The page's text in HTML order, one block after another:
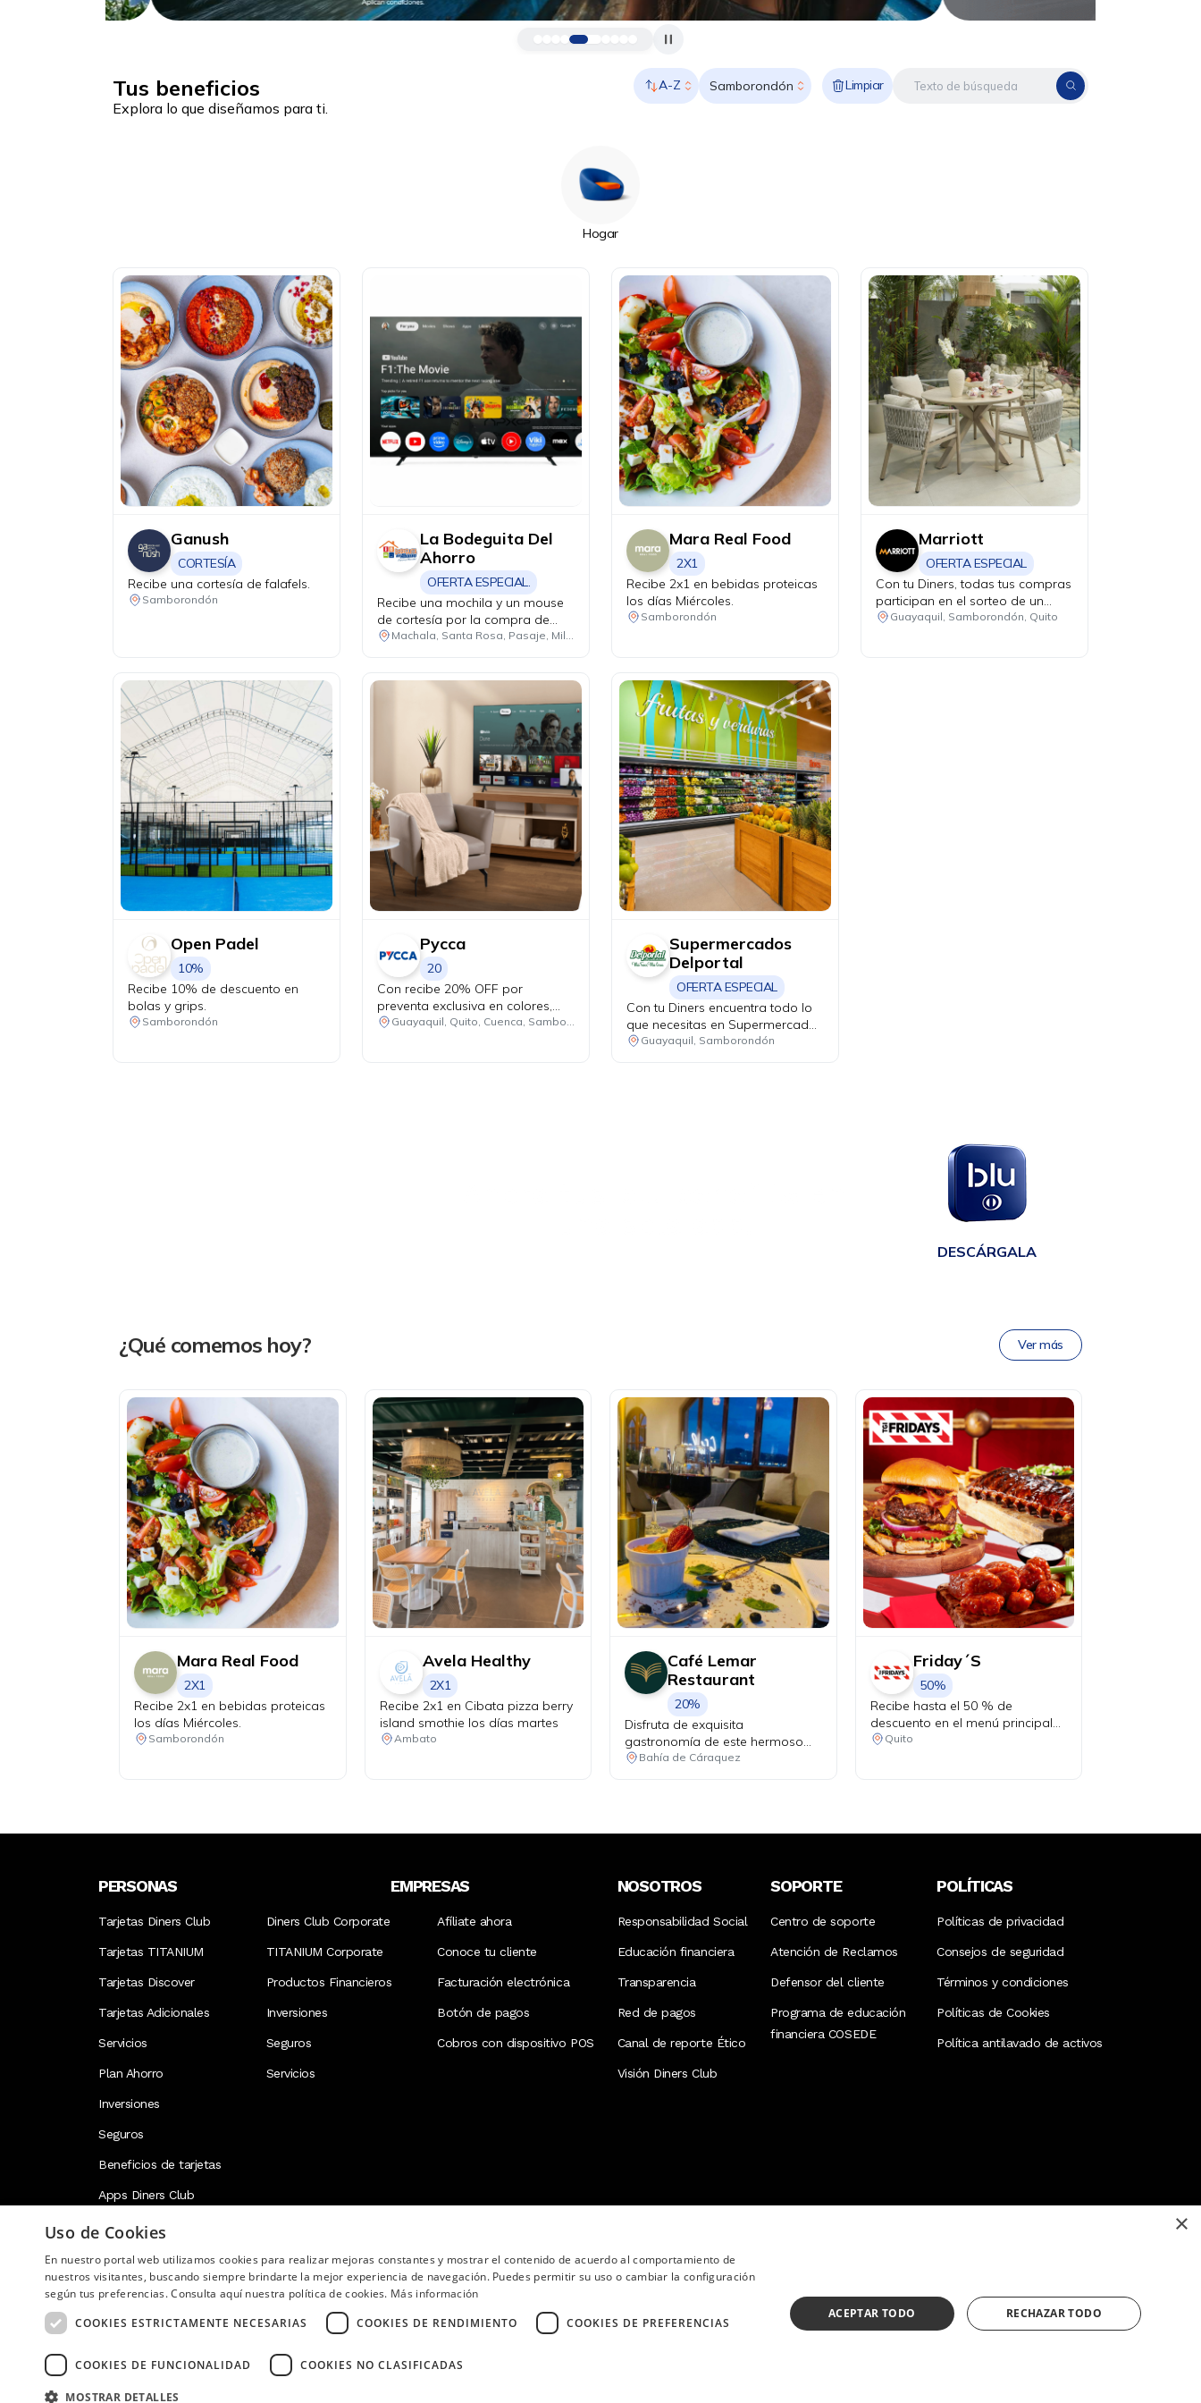
Tus beneficios
Explora lo que diseñamos para ti.
A-Z Samborondón Limpiar
Hogar
Ganush
CORTESÍA
Recibe una cortesía de falafels.
Samborondón
La Bodeguita Del
Ahorro
OFERTA ESPECIAL.
Recibe una mochila y un mouse
de cortesía por la compra de
una laptop con procesador
Machala, Santa Rosa, Pasaje, Milagro, Cuenca, Samborondón, Guayaquil
Mara Real Food
2X1
Recibe 2x1 en bebidas proteicas
los días Miércoles.
Samborondón
Marriott
OFERTA ESPECIAL
Con tu Diners, todas tus compras
participan en el sorteo de un
Power Station de 1000 W. Fecha
Guayaquil, Samborondón, Quito
Open Padel
10%
Recibe 10% de descuento en
bolas y grips.
Samborondón
Pycca
20
Con recibe 20% OFF por
preventa exclusiva en colores,
categoría decoración.
Guayaquil, Quito, Cuenca, Samborondón
Supermercados
Delportal
OFERTA ESPECIAL
Con tu Diners encuentra todo lo
que necesitas en Supermercados
Del Portal y difiere hasta 3 meses
Guayaquil, Samborondón
DESCÁRGALA
¿Qué comemos hoy? Ver más
Mara Real Food
2X1
Recibe 2x1 en bebidas proteicas
los días Miércoles.
Samborondón
Avela Healthy
2X1
Recibe 2x1 en Cibata pizza berry
island smothie los días martes
Ambato
Café Lemar
Restaurant
20%
Disfruta de exquisita
gastronomía de este hermoso
rincón costero del Ecuador.
Bahía de Cáraquez
Friday´S
50%
Recibe hasta el 50 % de
descuento en el menú principal
los días martes.
Quito
PERSONAS
Tarjetas Diners Club
Tarjetas TITANIUM
Tarjetas Discover
Tarjetas Adicionales
Servicios
Plan Ahorro
Inversiones
Seguros
Beneficios de tarjetas
Apps Diners Club
EMPRESAS
Diners Club Corporate
TITANIUM Corporate
Productos Financieros
Inversiones
Seguros
Servicios
Afíliate ahora
Conoce tu cliente
Facturación electrónica
Botón de pagos
Cobros con dispositivo POS
NOSOTROS
Responsabilidad Social
Educación financiera
Transparencia
Red de pagos
Canal de reporte Ético
Visión Diners Club
SOPORTE
Centro de soporte
Atención de Reclamos
Defensor del cliente
Programa de educación
financiera COSEDE
POLÍTICAS
Políticas de privacidad
Consejos de seguridad
Términos y condiciones
Políticas de Cookies
Política antilavado de activos
Image
¿Necesitas ayuda?
(02) 298 1300
Copyright © 2026 Diners Club Ecuador. Derechos reservados.
×
Uso de Cookies
En nuestro portal web utilizamos cookies para realizar mejoras constantes y mostrar el contenido de acuerdo al comportamiento de
nuestros visitantes, buscando siempre brindarte la mejor experiencia de navegación. Puedes permitir su uso o cambiar la configuración
según tus preferencias. Consulta aquí nuestra política de cookies. Más información
COOKIES ESTRICTAMENTE NECESARIAS
COOKIES DE RENDIMIENTO COOKIES DE PREFERENCIAS
COOKIES DE FUNCIONALIDAD COOKIES NO CLASIFICADAS
MOSTRAR DETALLES
ACEPTAR TODO RECHAZAR TODO